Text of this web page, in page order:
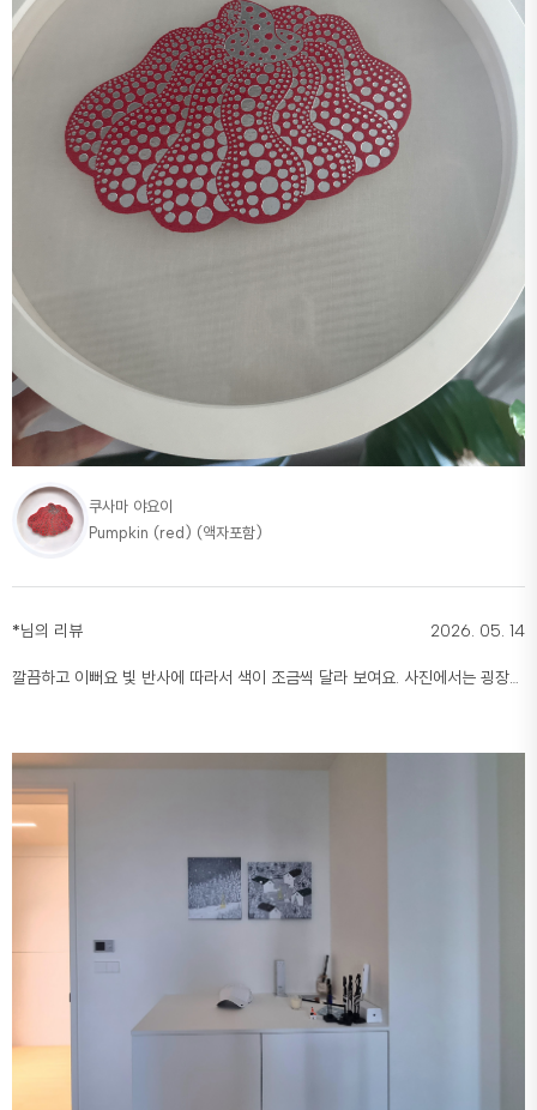
쿠사마 야요이
Pumpkin (red) (액자포함)
*님의 리뷰 2026. 05. 14
깔끔하고 이뻐요 빛 반사에 따라서 색이 조금씩 달라 보여요. 사진에서는 굉장히